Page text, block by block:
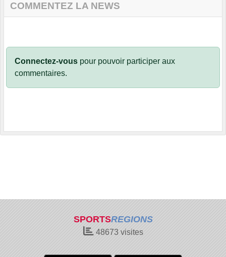
COMMENTEZ LA NEWS
Connectez-vous pour pouvoir participer aux
commentaires.
SPORTSREGIONS
48673visites